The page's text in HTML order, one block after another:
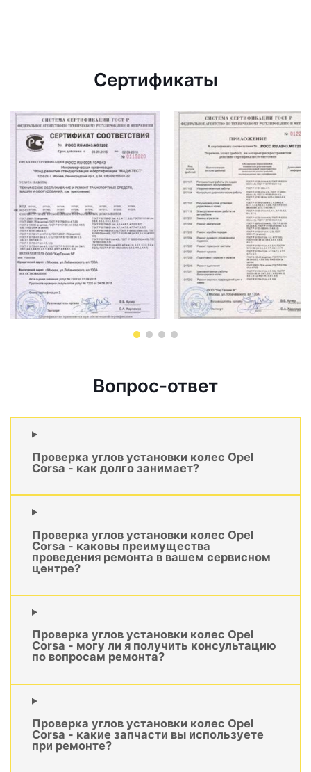
Сертификаты
Вопрос-ответ
Проверка углов установки колес Opel
Corsa - как долго занимает?
Проверка углов установки колес Opel
Corsa - каковы преимущества
проведения ремонта в вашем сервисном
центре?
Проверка углов установки колес Opel
Corsa - могу ли я получить консультацию
по вопросам ремонта?
Проверка углов установки колес Opel
Corsa - какие запчасти вы используете
при ремонте?